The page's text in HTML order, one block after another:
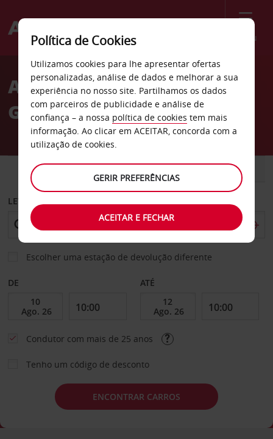
Menu
Welcome
AvisAluguer de carros Ramat
Gan em Tel Aviv
CARRO COMERCIAIS
LEVANTAR EM
Escolher uma estação de devolução diferente
DE ATÉ
Condutor com mais de 25 anos
Tenho um código de desconto
ENCONTRAR CARROS
Política de Cookies
Utilizamos cookies para lhe apresentar ofertas
personalizadas, análise de dados e melhorar a sua
experiência no nosso site. Partilhamos os dados
com parceiros de publicidade e análise de
confiança – a nossa política de cookies tem mais
informação. Ao clicar em ACEITAR, concorda com a
utilização de cookies.
GERIR PREFERÊNCIAS
ACEITAR E FECHAR